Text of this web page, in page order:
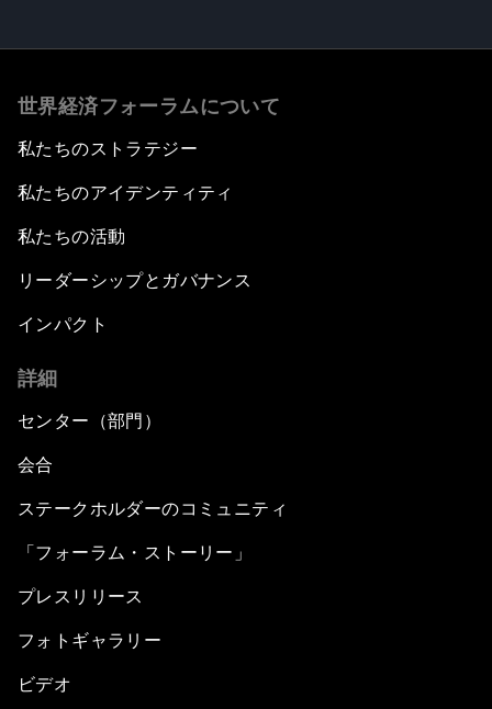
世界経済フォーラムについて
私たちのストラテジー
私たちのアイデンティティ
私たちの活動
リーダーシップとガバナンス
インパクト
詳細
センター（部門）
会合
ステークホルダーのコミュニティ
「フォーラム・ストーリー」
プレスリリース
フォトギャラリー
ビデオ